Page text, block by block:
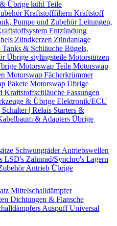
Übrige kühl Teile
Kraftstofffiltern Kraftstoff
Pumpe und ZubehörLeitungen,
Entzündung
Zündkerzen Zündanlage
Tanks & Schläuche Bügels,
Übrige stylingsteile Motorstützen
Motorswap Teile Motorswap
Motorswap Fächerkrümmer
Pakete Motorswap Übrige
Kraftstoffschläuche Fassungen
& Übrige Elektronik/ECU
Schalter | Relais Starters &
& Adapters Übrige
SchwungräderAntriebswellen
LSD's Zahnrad/Synchro's Lagern
Antrieb Übrige
Mittelschalldämpfer
Dichtungen & Flansche
Auspuff Universal